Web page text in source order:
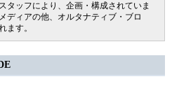
タッフにより、企画・構成されていま
ディアの他、オルタナティブ・ブロ
ます。